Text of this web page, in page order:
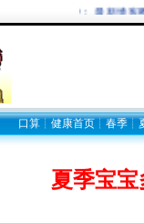
欢迎新注册用户： 最新博客圈
口算 ┊ 健康首页 ┊ 春季 ┊
夏季宝